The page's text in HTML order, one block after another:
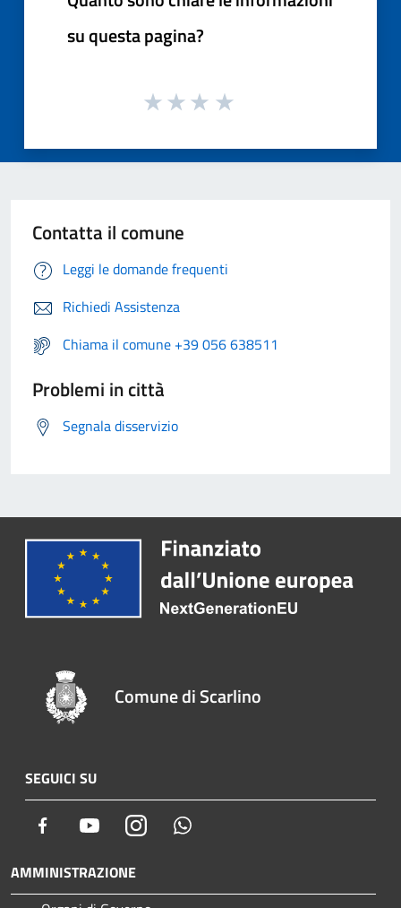
su questa pagina?
Contatta il comune
Leggi le domande frequenti
Richiedi Assistenza
Chiama il comune +39 056 638511
Problemi in città
Segnala disservizio
Comune di Scarlino
SEGUICI SU
Facebook YoutubeInstagram
AMMINISTRAZIONE